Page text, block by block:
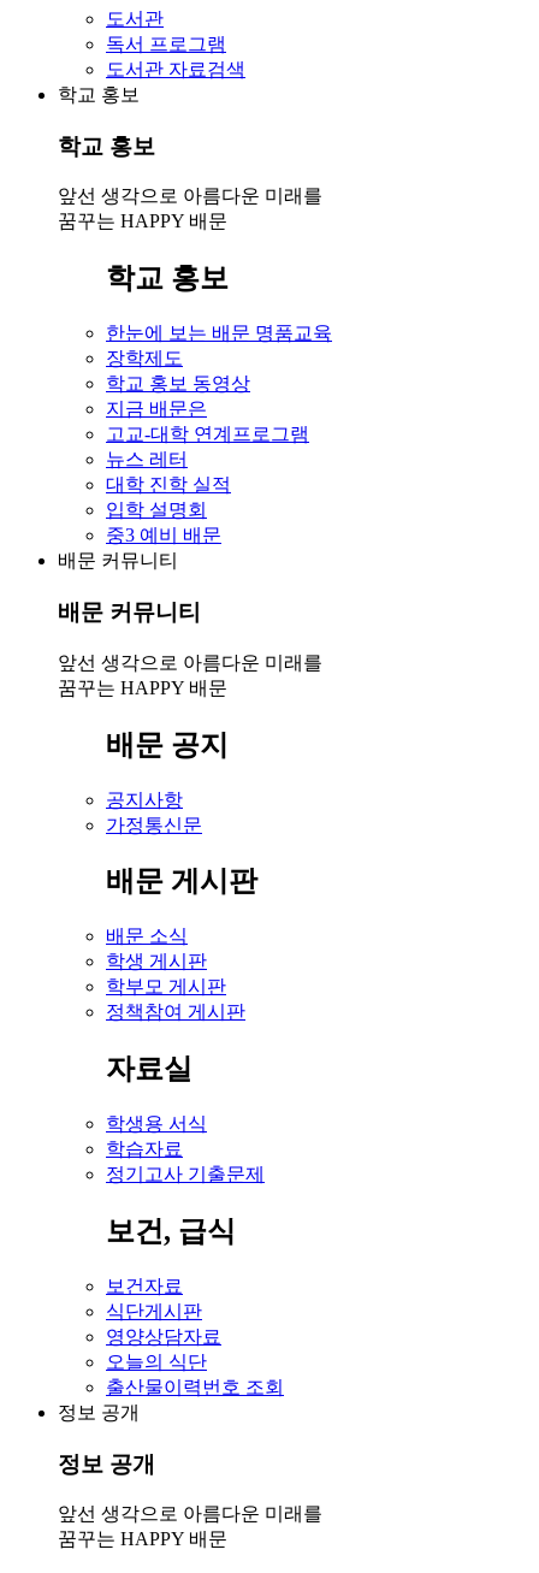
도서관
독서 프로그램
도서관 자료검색
학교 홍보
학교 홍보
앞선 생각으로 아름다운 미래를
꿈꾸는 HAPPY 배문
학교 홍보
한눈에 보는 배문 명품교육
장학제도
학교 홍보 동영상
지금 배문은
고교-대학 연계프로그램
뉴스 레터
대학 진학 실적
입학 설명회
중3 예비 배문
배문 커뮤니티
배문 커뮤니티
앞선 생각으로 아름다운 미래를
꿈꾸는 HAPPY 배문
배문 공지
공지사항
가정통신문
배문 게시판
배문 소식
학생 게시판
학부모 게시판
정책참여 게시판
자료실
학생용 서식
학습자료
정기고사 기출문제
보건, 급식
보건자료
식단게시판
영양상담자료
오늘의 식단
출산물이력번호 조회
정보 공개
정보 공개
앞선 생각으로 아름다운 미래를
꿈꾸는 HAPPY 배문